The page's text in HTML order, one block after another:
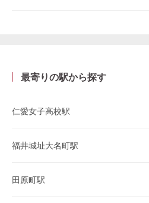
最寄りの駅から探す
仁愛女子高校駅
福井城址大名町駅
田原町駅